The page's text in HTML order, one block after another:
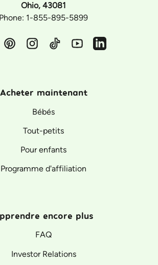
Ohio, 43081
Phone: 1-855-895-5899
PinterestInstagramTikTokYouTubeVimeo
Acheter maintenant
Bébés
Tout-petits
Pour enfants
Programme d'affiliation
encore plus
FAQ
Investor Relations